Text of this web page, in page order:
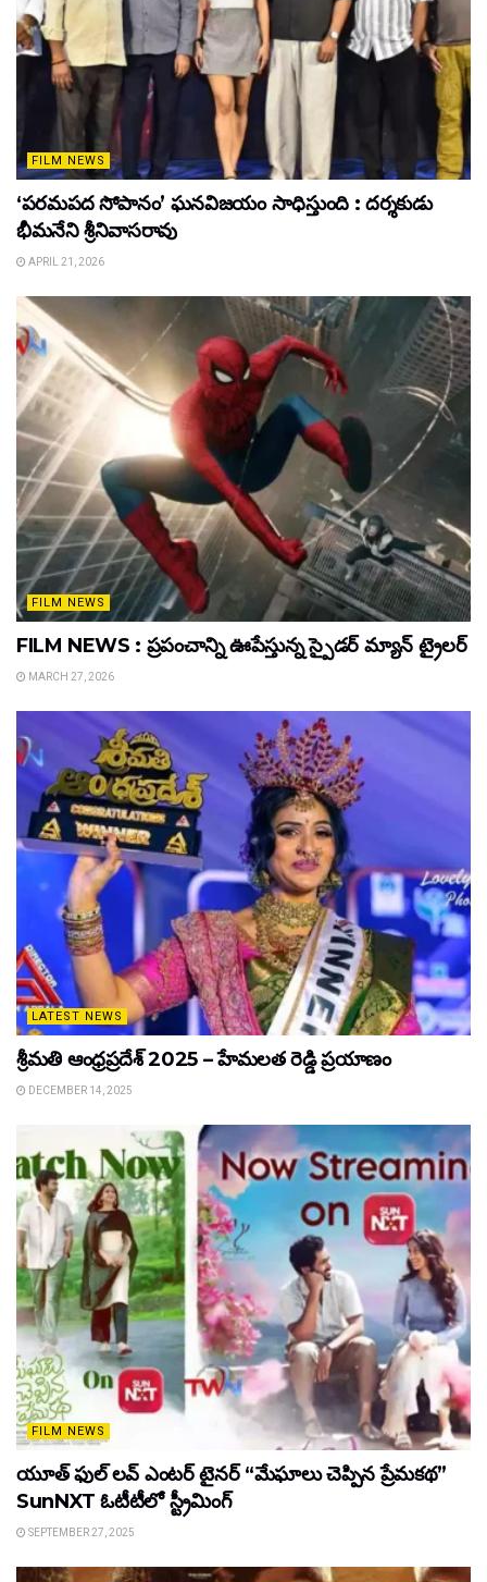
FILM NEWS
‘పరమపద సోపానం’ ఘనవిజయం సాధిస్తుంది : దర్శకుడు
భీమనేని శ్రీనివాసరావు
APRIL 21, 2026
FILM NEWS
FILM NEWS : ప్రపంచాన్ని ఊపేస్తున్న స్పైడర్ మ్యాన్ ట్రైలర్
MARCH 27, 2026
LATEST NEWS
శ్రీమతి ఆంధ్రప్రదేశ్ 2025 – హేమలత రెడ్డి ప్రయాణం
DECEMBER 14, 2025
FILM NEWS
యూత్ ఫుల్ లవ్ ఎంటర్ టైనర్ “మేఘాలు చెప్పిన ప్రేమకథ”
SunNXT ఓటీటీలో స్ట్రీమింగ్
SEPTEMBER 27, 2025